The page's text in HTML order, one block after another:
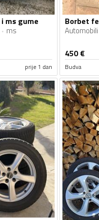
ms gume
ms
prije 1 dan
Automobili
450€
Budva